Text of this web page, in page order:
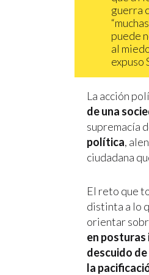
guerra
puede
al
expuso
La acción
de una
supremacía
política,
ciudadana
El reto que
distinta a lo
orientar
en posturas
descuido
la